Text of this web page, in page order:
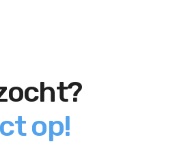
op!